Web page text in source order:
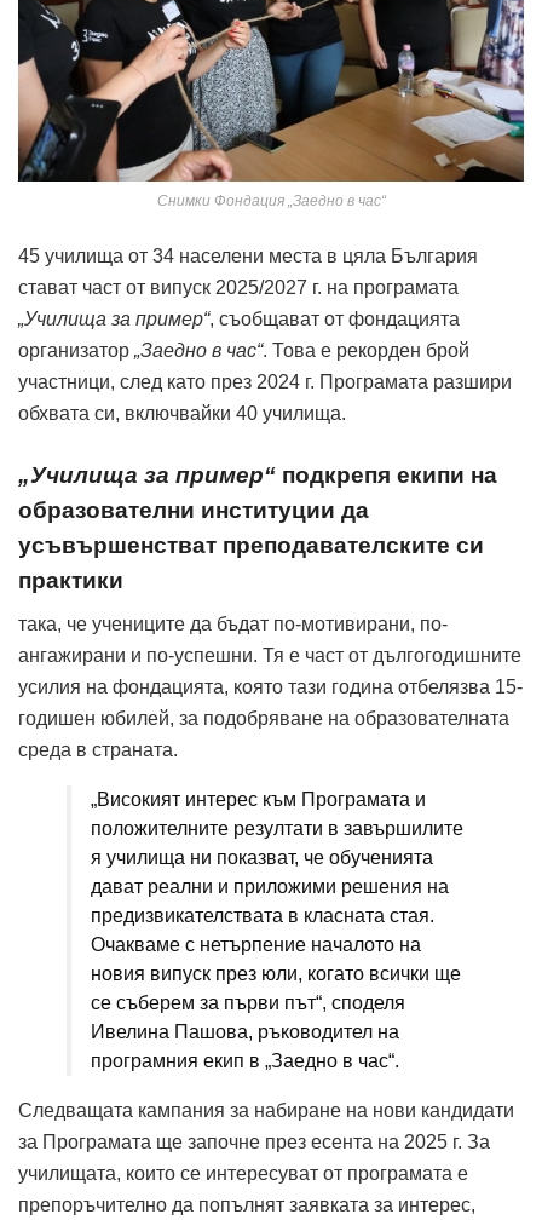
Снимки Фондация „Заедно в час“
45 училища от 34 населени места в цяла България
стават част от випуск 2025/2027 г. на програмата
„Училища за пример“, съобщават от фондацията
организатор „Заедно в час“. Това е рекорден брой
участници, след като през 2024 г. Програмата разшири
обхвата си, включвайки 40 училища.
„Училища за пример“ подкрепя екипи на
образователни институции да
усъвършенстват преподавателските си
практики
така, че учениците да бъдат по-мотивирани, по-
ангажирани и по-успешни. Тя е част от дългогодишните
усилия на фондацията, която тази година отбелязва 15-
годишен юбилей, за подобряване на образователната
среда в страната.
„Високият интерес към Програмата и
положителните резултати в завършилите
я училища ни показват, че обученията
дават реални и приложими решения на
предизвикателствата в класната стая.
Очакваме с нетърпение началото на
новия випуск през юли, когато всички ще
се съберем за първи път“, споделя
Ивелина Пашова, ръководител на
програмния екип в „Заедно в час“.
Следващата кампания за набиране на нови кандидати
за Програмата ще започне през есента на 2025 г. За
училищата, които се интересуват от програмата е
препоръчително да попълнят заявката за интерес,